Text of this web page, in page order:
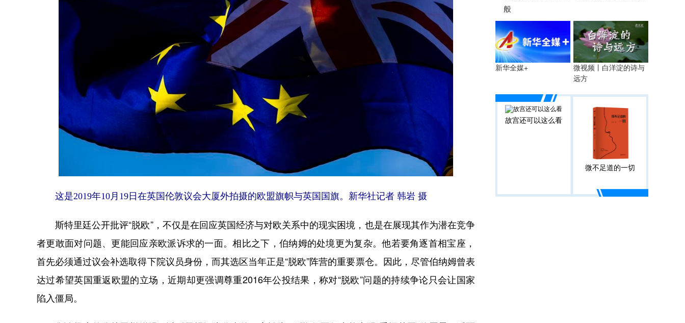
这是2019年10月19日在英国伦敦议会大厦外拍摄的欧盟旗帜与英国国旗。新华社记者 韩岩 摄
斯特里廷公开批评“脱欧”，不仅是在回应英国经济与对欧关系中的现实困境，也是在展现其作为潜在竞争
者更敢面对问题、更能回应亲欧派诉求的一面。相比之下，伯纳姆的处境更为复杂。他若要角逐首相宝座，
首先必须通过议会补选取得下院议员身份，而其选区当年正是“脱欧”阵营的重要票仓。因此，尽管伯纳姆曾表
达过希望英国重返欧盟的立场，近期却更强调尊重2016年公投结果，称对“脱欧”问题的持续争论只会让国家
陷入僵局。
般
新华全媒+
微视频丨白洋淀的诗与
远方
故宫还可以这么看
微不足道的一切